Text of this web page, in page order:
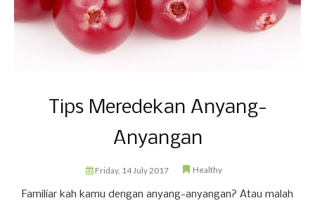
Tips Meredekan Anyang-
Anyangan
Friday, 14 July 2017 Healthy
Familiar kah kamu dengan anyang-anyangan? Atau malah